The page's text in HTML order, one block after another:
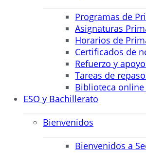
Programas de
Asignaturas
Horarios de
Certificados de
Refuerzo y
Tareas de
Biblioteca online
ESO y Bachillerato
Bienvenidos
Bienvenidos a